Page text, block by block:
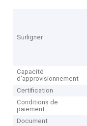
Surligner
Capacité
d'approvisionnement
Certification
Conditions de
paiement
Document